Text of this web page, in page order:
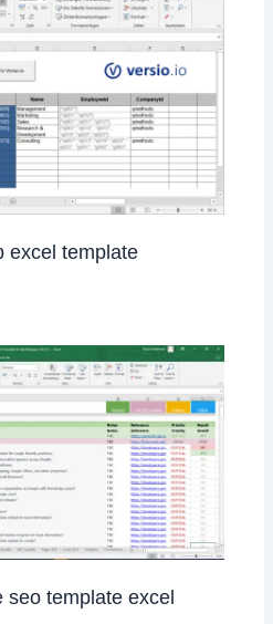
excel template
seo template excel